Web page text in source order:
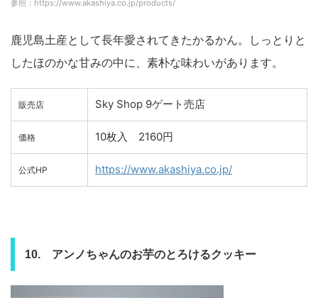
参照：https://www.akashiya.co.jp/products/
鹿児島土産として長年愛されてきたかるかん。しっとりと
したほのかな甘みの中に、素朴な味わいがあります。
販売店 Sky Shop 9ゲート売店
価格 10枚入 2160円
公式HP https://www.akashiya.co.jp/
10. アンノちゃんのお芋のとろけるクッキー